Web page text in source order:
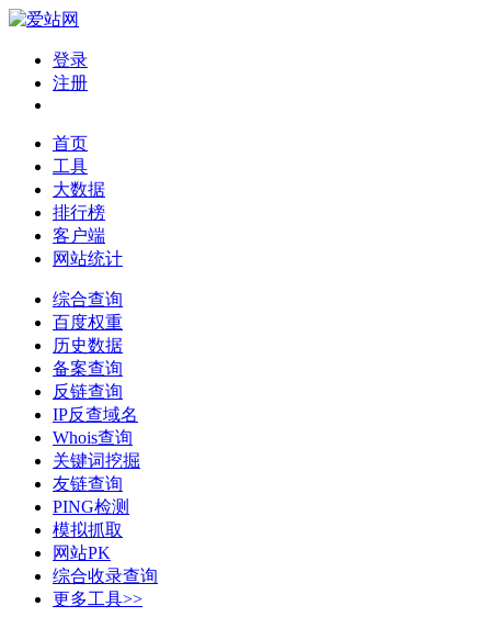
登录
注册
首页
工具
大数据
排行榜
客户端
网站统计
综合查询
百度权重
历史数据
备案查询
反链查询
IP反查域名
Whois查询
关键词挖掘
友链查询
PING检测
模拟抓取
网站PK
综合收录查询
更多工具>>